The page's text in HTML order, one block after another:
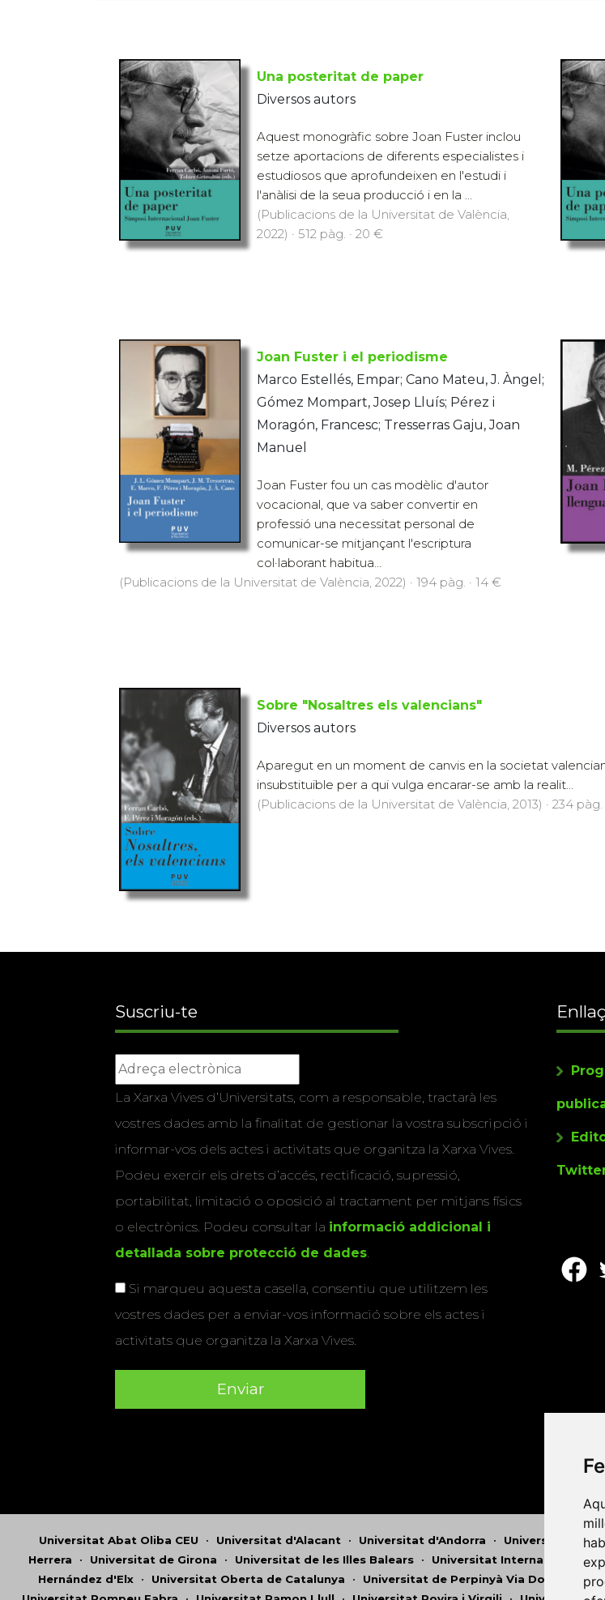
Una posteritat de paper
Diversos autors
Aquest monogràfic sobre Joan Fuster inclou
setze aportacions de diferents especialistes i
estudiosos que aprofundeixen en l'estudi i
l'anàlisi de la seua producció i en la ...
(Publicacions de la Universitat de València,
2022) · 512 pàg. · 20 €
Joan Fuster i el periodisme
Marco Estellés, Empar; Cano Mateu, J. Àngel;
Gómez Mompart, Josep Lluís; Pérez i
Moragón, Francesc; Tresserras Gaju, Joan
Manuel
Joan Fuster fou un cas modèlic d'autor
vocacional, que va saber convertir en
professió una necessitat personal de
comunicar-se mitjançant l'escriptura
col·laborant habitua...
(Publicacions de la Universitat de València, 2022) · 194 pàg. · 14 €
Sobre "Nosaltres els valencians"
Diversos autors
Aparegut en un moment de canvis en la societat
insubstituïble per a qui vulga encarar-se amb la realit...
(Publicacions de la Universitat de València, 2013) · 234 pàg.
Suscriu-te
La Xarxa Vives d’Universitats, com a responsable, tractarà les
vostres dades amb la finalitat de gestionar la vostra subscripció i
informar-vos dels actes i activitats que organitza la Xarxa Vives.
Podeu exercir els drets d’accés, rectificació, supressió,
portabilitat, limitació o oposició al tractament per mitjans físics
o electrònics. Podeu consultar la informació addicional i
detallada sobre protecció de dades
Si marqueu aquesta casella, consentiu que utilitzem les
vostres dades per a enviar-vos informació sobre els actes i
activitats que organitza la Xarxa Vives.
Universitat Abat Oliba CEU • Universitat d'Alacant • Universitat d'Andorra • Universitat
Herrera • Universitat de Girona • Universitat de les Illes Balears • Universitat Internacional de
Hernández d'Elx • Universitat Oberta de Catalunya • Universitat de Perpinyà Via Domitia •